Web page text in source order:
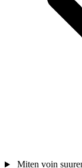
Miten voin